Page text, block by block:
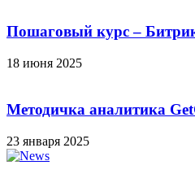
Пошаговый курс –
18 июня 2025
Методичка аналитика
23 января 2025